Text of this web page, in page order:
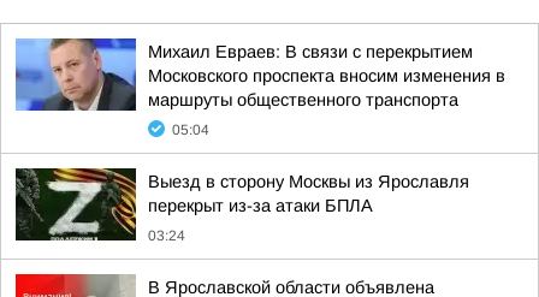
Михаил Евраев: В связи с перекрытием
Московского проспекта вносим изменения в
маршруты общественного транспорта
05:04
Выезд в сторону Москвы из Ярославля
перекрыт из-за атаки БПЛА
03:24
В Ярославской области объявлена